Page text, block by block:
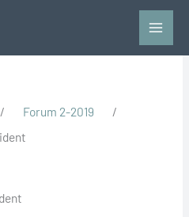
/ Forum 2-2019
/